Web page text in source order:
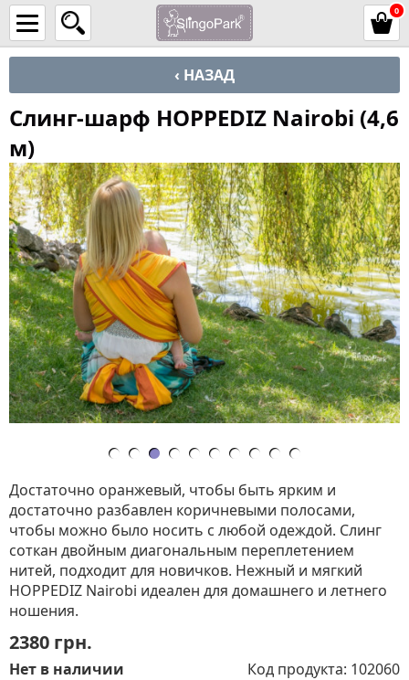
0
‹ НАЗАД
Слинг-шарф HOPPEDIZ Nairobi (4,6
м)
Достаточно оранжевый, чтобы быть ярким и
достаточно разбавлен коричневыми полосами,
чтобы можно было носить с любой одеждой. Слинг
соткан двойным диагональным переплетением
нитей, подходит для новичков. Нежный и мягкий
HOPPEDIZ Nairobi идеален для домашнего и летнего
ношения.
2380 грн.
Нет в наличии Код продукта: 102060